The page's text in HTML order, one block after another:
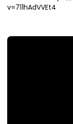
v=711hAdVVEt4